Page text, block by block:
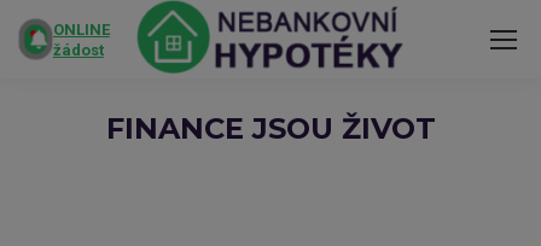
ONLINE
žádost
FINANCE JSOU ŽIVOT